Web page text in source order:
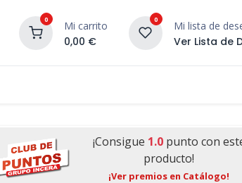
0 Mi carrito
0,00 €
0 Mi lista de
Ver Lista de
¡Consigue 1.0punto con
producto!
¡Ver premios en Catálogo!